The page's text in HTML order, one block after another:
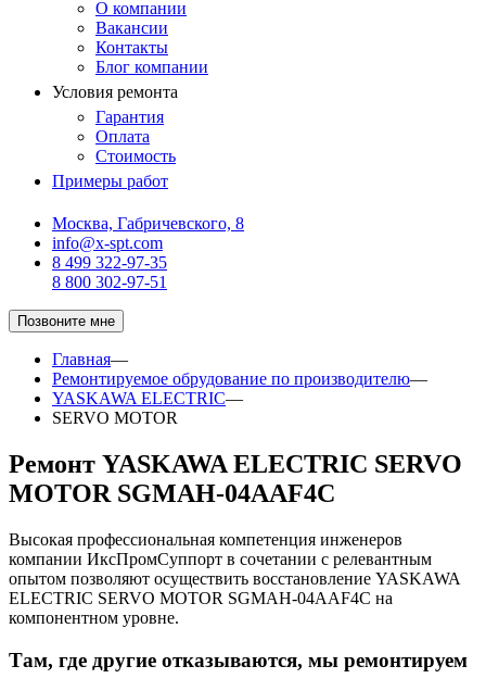
О компании
Вакансии
Контакты
Блог компании
Условия ремонта
Гарантия
Оплата
Стоимость
Примеры работ
Москва, Габричевского, 8
info@x-spt.com
8 499 322-97-35
8 800 302-97-51
Позвоните мне
Главная—
Ремонтируемое обрудование по производителю—
YASKAWA ELECTRIC—
SERVO MOTOR
Ремонт YASKAWA ELECTRIC SERVO
MOTOR SGMAH-04AAF4C
Высокая профессиональная компетенция инженеров
компании ИксПромСуппорт в сочетании с релевантным
опытом позволяют осуществить восстановление YASKAWA
ELECTRIC SERVO MOTOR SGMAH-04AAF4C на
компонентном уровне.
Там, где другие отказываются, мы ремонтируем